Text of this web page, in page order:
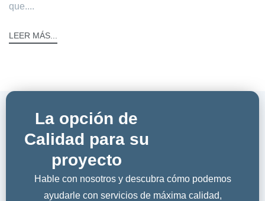
que....
LEER MÁS...
La opción de
Calidad para su
proyecto
Hable con nosotros y descubra cómo podemos
ayudarle con servicios de máxima calidad,